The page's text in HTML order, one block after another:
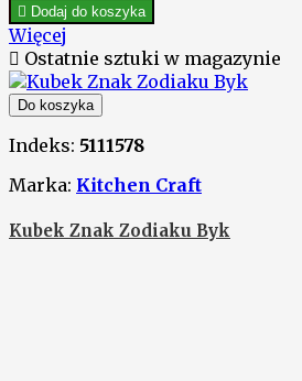
 Dodaj do koszyka
Więcej
 Ostatnie sztuki w magazynie
Do koszyka
Indeks: 5111578
Marka: Kitchen Craft
Kubek Znak Zodiaku Byk